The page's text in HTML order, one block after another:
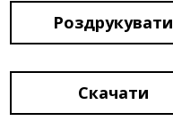
Роздрукувати
Скачати